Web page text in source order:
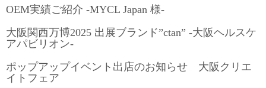
OEM実績ご紹介 -MYCL Japan 様-
大阪関西万博2025 出展ブランド”ctan” -大阪ヘルスケ
アパビリオン-
ポップアップイベント出店のお知らせ 大阪クリエ
イトフェア